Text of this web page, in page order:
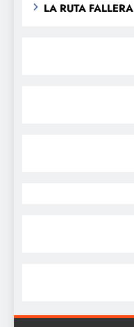
LA RUTA FALLERA